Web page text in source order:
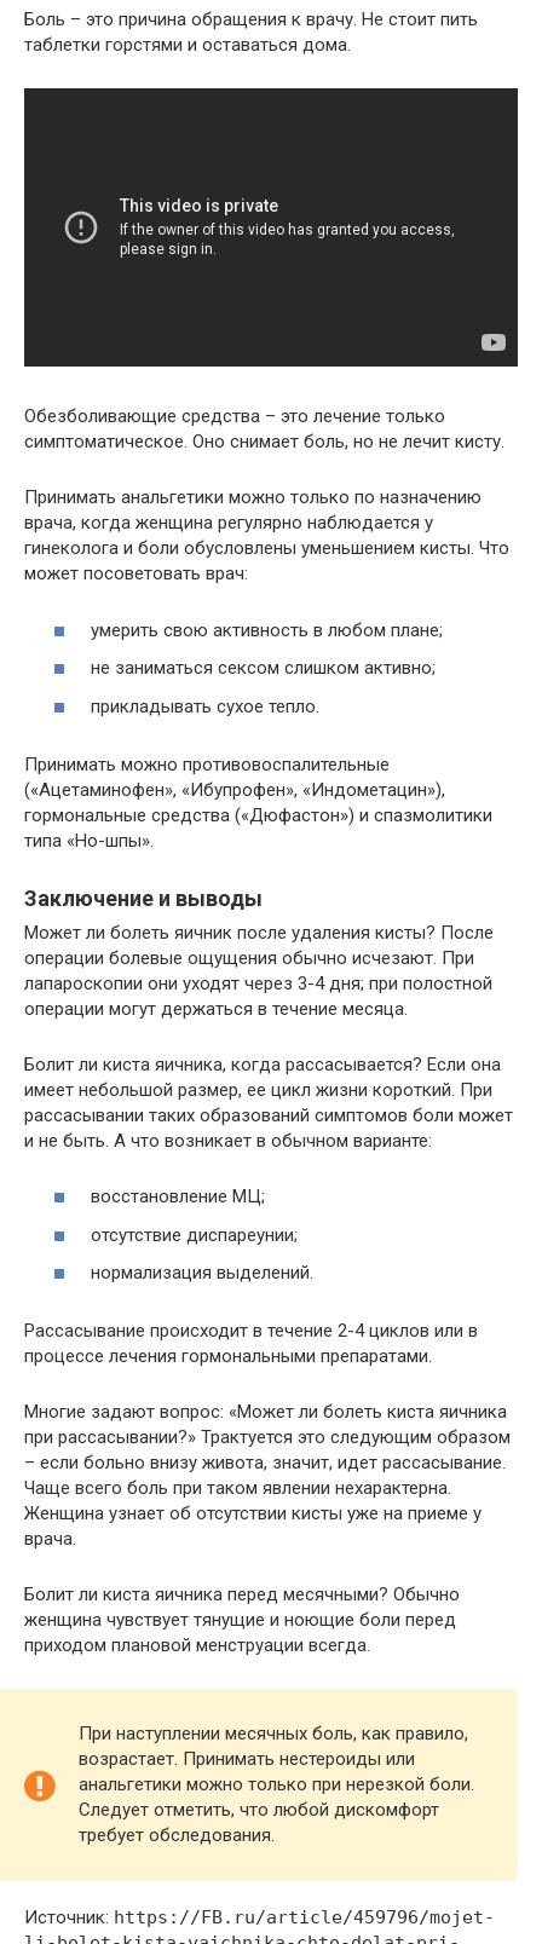
Боль – это причина обращения к врачу. Не стоит пить
таблетки горстями и оставаться дома.
Обезболивающие средства – это лечение только
симптоматическое. Оно снимает боль, но не лечит кисту.
Принимать анальгетики можно только по назначению
врача, когда женщина регулярно наблюдается у
гинеколога и боли обусловлены уменьшением кисты. Что
может посоветовать врач:
умерить свою активность в любом плане;
не заниматься сексом слишком активно;
прикладывать сухое тепло.
Принимать можно противовоспалительные
(«Ацетаминофен», «Ибупрофен», «Индометацин»),
гормональные средства («Дюфастон») и спазмолитики
типа «Но-шпы».
Заключение и выводы
Может ли болеть яичник после удаления кисты? После
операции болевые ощущения обычно исчезают. При
лапароскопии они уходят через 3-4 дня; при полостной
операции могут держаться в течение месяца.
Болит ли киста яичника, когда рассасывается? Если она
имеет небольшой размер, ее цикл жизни короткий. При
рассасывании таких образований симптомов боли может
и не быть. А что возникает в обычном варианте:
восстановление МЦ;
отсутствие диспареунии;
нормализация выделений.
Рассасывание происходит в течение 2-4 циклов или в
процессе лечения гормональными препаратами.
Многие задают вопрос: «Может ли болеть киста яичника
при рассасывании?» Трактуется это следующим образом
– если больно внизу живота, значит, идет рассасывание.
Чаще всего боль при таком явлении нехарактерна.
Женщина узнает об отсутствии кисты уже на приеме у
врача.
Болит ли киста яичника перед месячными? Обычно
женщина чувствует тянущие и ноющие боли перед
приходом плановой менструации всегда.
При наступлении месячных боль, как правило,
возрастает. Принимать нестероиды или
анальгетики можно только при нерезкой боли.
Следует отметить, что любой дискомфорт
требует обследования.
Источник: https://FB.ru/article/459796/mojet-